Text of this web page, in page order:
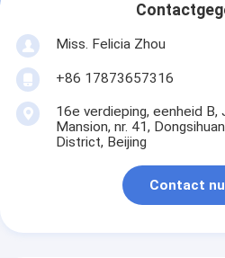
Miss. Felicia Zhou
+86 17873657316
16e verdieping, eenheid B,
Mansion, nr. 41,
District, Beijing
Contact nu